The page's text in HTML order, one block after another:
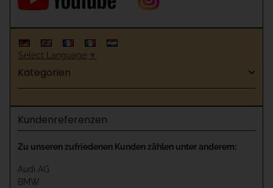
Select Language ▼
Kategorien
Kundenreferenzen
Zu unseren zufriedenen Kunden zählen unter anderem:
Audi AG
BMW